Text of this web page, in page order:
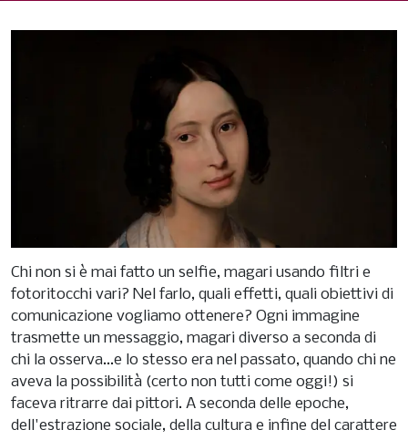
Chi non si è mai fatto un selfie, magari usando filtri e
fotoritocchi vari? Nel farlo, quali effetti, quali obiettivi di
comunicazione vogliamo ottenere? Ogni immagine
trasmette un messaggio, magari diverso a seconda di
chi la osserva...e lo stesso era nel passato, quando chi ne
aveva la possibilità (certo non tutti come oggi!) si
faceva ritrarre dai pittori. A seconda delle epoche,
dell'estrazione sociale, della cultura e infine del carattere